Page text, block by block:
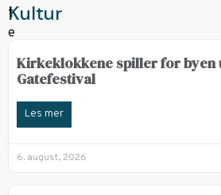
Kultur
Kirkeklokkene spiller for byen
Gatefestival
Les mer
6. august, 2026